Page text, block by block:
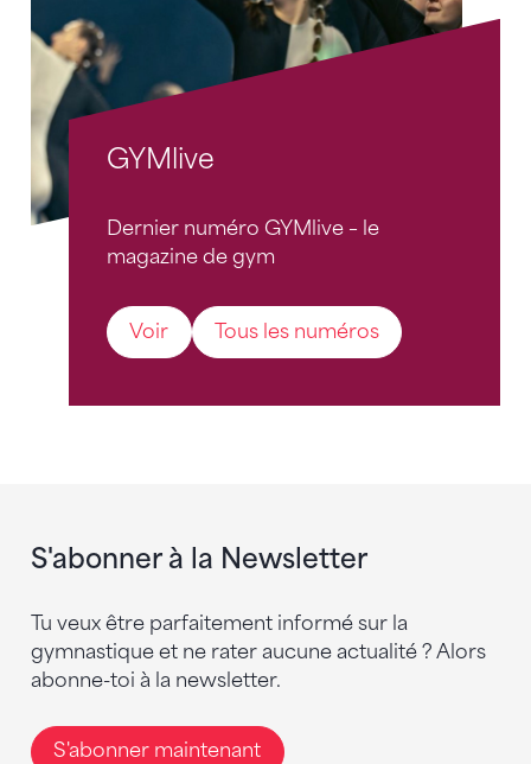
GYMlive
Dernier numéro GYMlive – le
magazine de gym
Voir Tous les numéros
S'abonner à la Newsletter
Tu veux être parfaitement informé sur la
gymnastique et ne rater aucune actualité ? Alors
abonne-toi à la newsletter.
S'abonner maintenant